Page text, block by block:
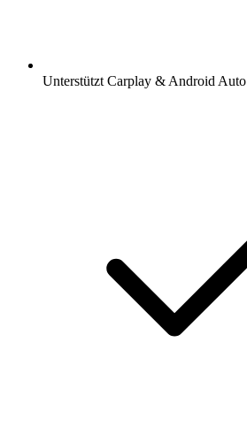
Unterstützt Carplay & Android Auto